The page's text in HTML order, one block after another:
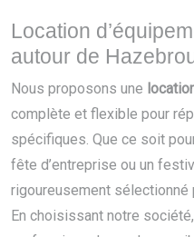
Location
autour de
Nous proposons une
complète et flexible pour
spécifiques. Que ce soit
fête d’entreprise ou un
rigoureusement sélectionné
En choisissant notre